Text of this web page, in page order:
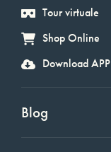
Tour virtuale
Shop Online
Download APP
Blog